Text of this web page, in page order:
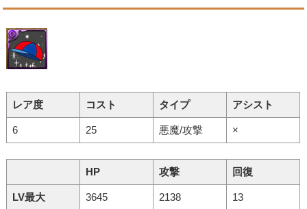
レア度 コスト タイプ アシスト
6 25 悪魔/攻撃 ×
HP 攻撃 回復
LV最大 3645 2138 13